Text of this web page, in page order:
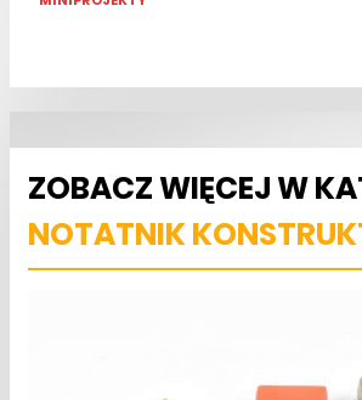
ZOBACZ WIĘCEJ W
NOTATNIK